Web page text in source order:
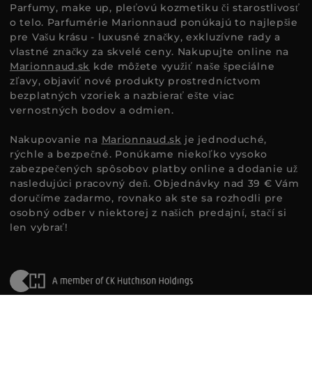
Parfumy, make up, pleťovú kozmetiku či starostlivosť
o telo. Parfumérie Marionnaud ponúkajú to najlepšie
pre Vašu krásu - luxusné značky, exkluzívne rady a
vlastné značky za skvelé ceny. Nakupujte online na
Marionnaud.sk kde môžete využiť naše špeciálne
zľavy, objaviť nové produkty prostredníctvom
bezplatných vzoriek a nazbierať ešte viac
vernostných bodov a odmien.
Nakupovanie na Marionnaud.sk je jednoduché,
rýchle a bezpečné. Ponúkame niekoľko vysoko
zabezpečených spôsobov platby online a dodanie už
nasledujúci pracovný deň. Objednávky nad 39 € Vám
doručíme zadarmo, rovnako ak ste sa rozhodli pre
osobný odber v niektorej z našich predajní, stačí si
len vybrať!